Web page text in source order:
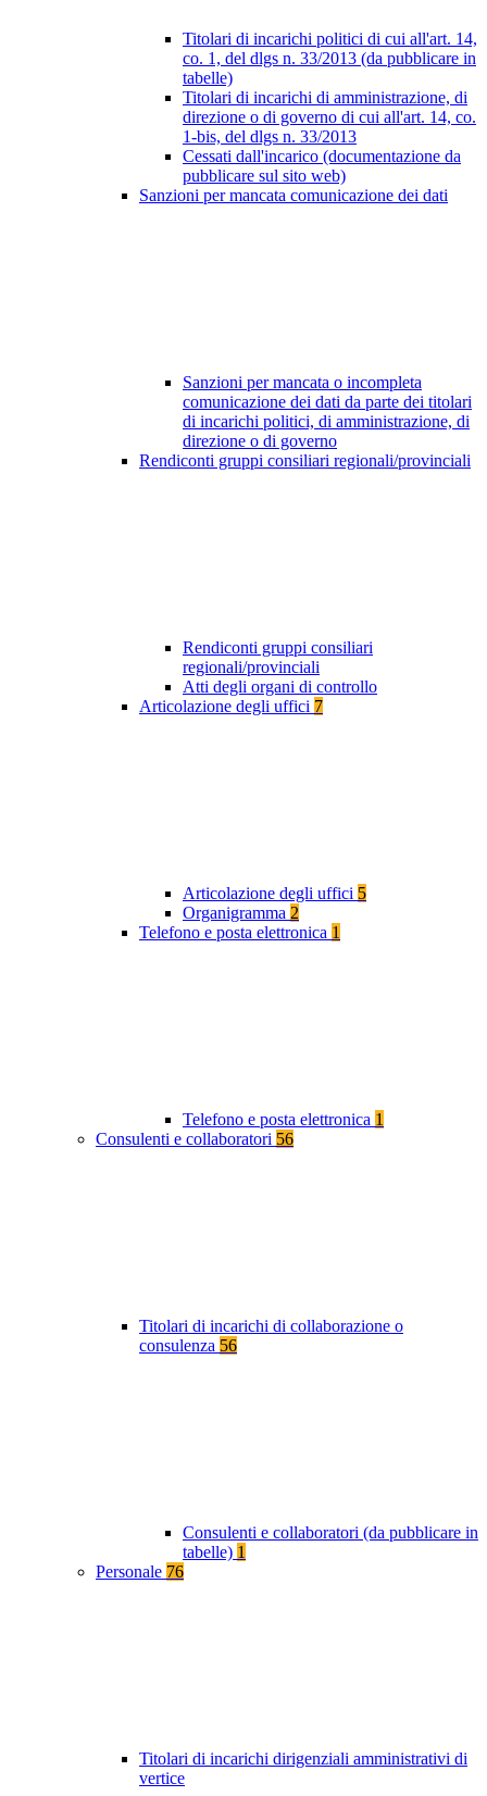
Titolari di incarichi politici di cui all'art. 14,
co. 1, del dlgs n. 33/2013 (da pubblicare in
tabelle)
Titolari di incarichi di amministrazione, di
direzione o di governo di cui all'art. 14, co.
1-bis, del dlgs n. 33/2013
Cessati dall'incarico (documentazione da
pubblicare sul sito web)
Sanzioni per mancata comunicazione dei dati
Sanzioni per mancata o incompleta
comunicazione dei dati da parte dei titolari
di incarichi politici, di amministrazione, di
direzione o di governo
Rendiconti gruppi consiliari regionali/provinciali
Rendiconti gruppi consiliari
regionali/provinciali
Atti degli organi di controllo
Articolazione degli uffici 7
Articolazione degli uffici 5
Organigramma 2
Telefono e posta elettronica 1
Telefono e posta elettronica 1
Consulenti e collaboratori 56
Titolari di incarichi di collaborazione o
consulenza 56
Consulenti e collaboratori (da pubblicare in
tabelle) 1
Personale 76
Titolari di incarichi dirigenziali amministrativi di
vertice